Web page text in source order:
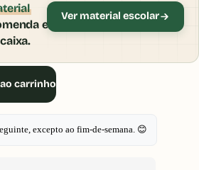
e
Ver material escolar
carrinho
excepto ao fim-de-semana. 😊